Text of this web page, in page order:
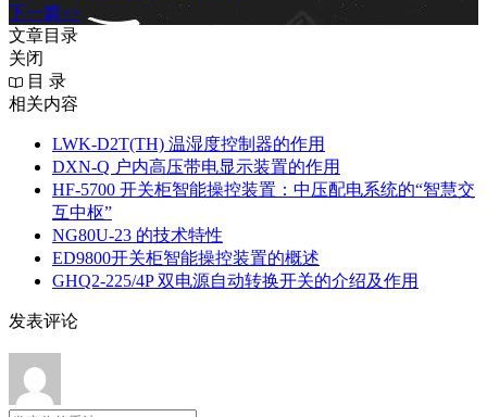
下一篇>>
文章目录
关闭
目 录
相关内容
LWK‑D2T(TH) 温湿度控制器的作用
DXN‑Q 户内高压带电显示装置的作用
HF-5700 开关柜智能操控装置：中压配电系统的“智慧交
互中枢”
NG80U-23 的技术特性
ED9800开关柜智能操控装置的概述
GHQ2-225/4P 双电源自动转换开关的介绍及作用
发表评论